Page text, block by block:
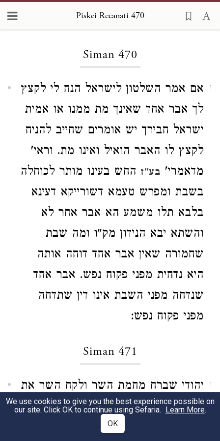
Piskei Recanati 470
Siman 470
1
אם אמר השלטון לישראל הנח לי לקצץ
לך אבר אחד שאינך מת ממנו או אמית
ישראל חבירך יש אומרים שחייב להניח
לקצץ לו האבר הואיל ואינו מת. וראי'
מדאמרי' בע"ז החש בעינו מותר לכוחלה
בשבת ומפרש טעמא דשורייקא דעינא
בלבא תלו משמע הא אבר אחר לא
והשתא יבא הנידון מק"ו ומה שבת
שחמורה שאין אבר אחד דוחה אותה
היא נדחית מפני פקוח נפש. אבר אחד
שנדחה מפני השבת אינו דין שתדחה
מפני פקוח נפש:
Siman 471
1
יהודי שברח מחמת השר ולקח השר את
ביתו והלך יהודי אחר וקנאו מן השר
בחובו שהי' השר חייב לו והשר הקנה לו
We use cookies to give you the best experience possible on
our site. Click OK to continue using Sefaria. Learn More.
OK